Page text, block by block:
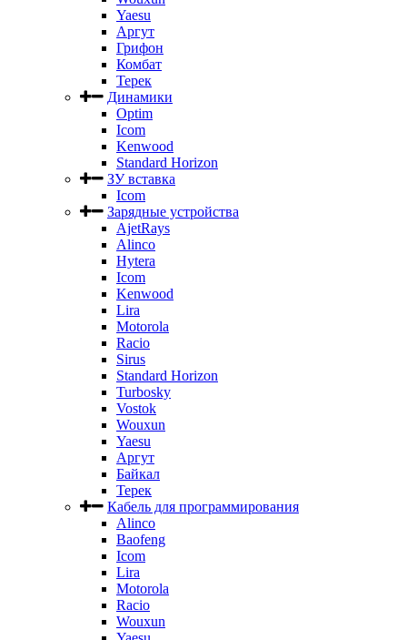
Yaesu
Аргут
Грифон
Комбат
Терек
Динамики
Optim
Icom
Kenwood
Standard Horizon
ЗУ вставка
Icom
Зарядные устройства
AjetRays
Alinco
Hytera
Icom
Kenwood
Lira
Motorola
Racio
Sirus
Standard Horizon
Turbosky
Vostok
Wouxun
Yaesu
Аргут
Байкал
Терек
Кабель для программирования
Alinco
Baofeng
Icom
Lira
Motorola
Racio
Wouxun